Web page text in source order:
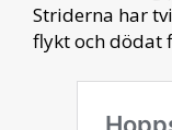
Striderna har
flykt och dödat